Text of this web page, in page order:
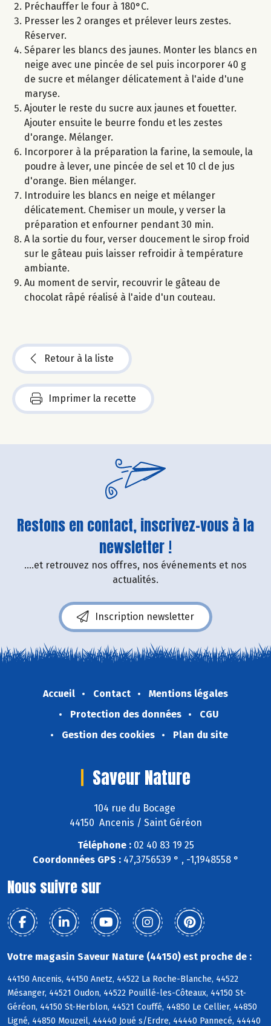
Préchauffer le four à 180°C.
Presser les 2 oranges et prélever leurs zestes.
Réserver.
Séparer les blancs des jaunes. Monter les blancs en
neige avec une pincée de sel puis incorporer 40 g
de sucre et mélanger délicatement à l'aide d'une
maryse.
Ajouter le reste du sucre aux jaunes et fouetter.
Ajouter ensuite le beurre fondu et les zestes
d'orange. Mélanger.
Incorporer à la préparation la farine, la semoule, la
poudre à lever, une pincée de sel et 10 cl de jus
d'orange. Bien mélanger.
Introduire les blancs en neige et mélanger
délicatement. Chemiser un moule, y verser la
préparation et enfourner pendant 30 min.
A la sortie du four, verser doucement le sirop froid
sur le gâteau puis laisser refroidir à température
ambiante.
Au moment de servir, recouvrir le gâteau de
chocolat râpé réalisé à l'aide d'un couteau.
Retour à la liste
Imprimer la recette
Restons en contact, inscrivez-vous à la
newsletter !
....et retrouvez nos offres, nos événements et nos
actualités.
Inscription newsletter
Accueil Contact
Mentions légales
Protection des données
CGU
Gestion des cookies
Plan du site
Saveur Nature
104 rue du Bocage
44150 Ancenis / Saint Géréon
Téléphone :02 40 83 19 25
Coordonnées GPS :47,3756539 ° , -1,1948558 °
Nous suivre sur
Votre magasin Saveur Nature (44150) est proche de :
44150 Ancenis, 44150 Anetz, 44522 La Roche-Blanche, 44522
Mésanger, 44521 Oudon, 44522 Pouillé-les-Côteaux, 44150 St-
Géréon, 44150 St-Herblon, 44521 Couffé, 44850 Le Cellier, 44850
Ligné, 44850 Mouzeil, 44440 Joué s/Erdre, 44440 Pannecé, 44440